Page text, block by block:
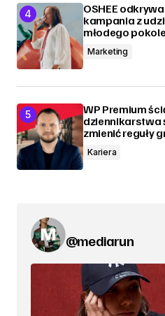
OSHEE
kampania z
młodego
Marketing
WP Premium
dziennikarstwa
zmienić reguły
Kariera
@mediarun